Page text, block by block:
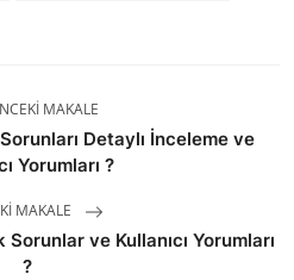
MAKALE
Detaylı İnceleme ve
Yorumları ?
MAKALE
ve Kullanıcı Yorumları
?